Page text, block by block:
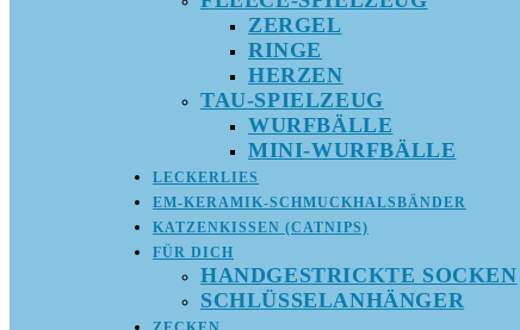
ZERGEL
RINGE
HERZEN
TAU-SPIELZEUG
WURFBÄLLE
MINI-WURFBÄLLE
LECKERLIES
EM-KERAMIK-SCHMUCKHALSBÄNDER
KATZENKISSEN (CATNIPS)
FÜR DICH
HANDGESTRICKTE SOCKEN
SCHLÜSSELANHÄNGER